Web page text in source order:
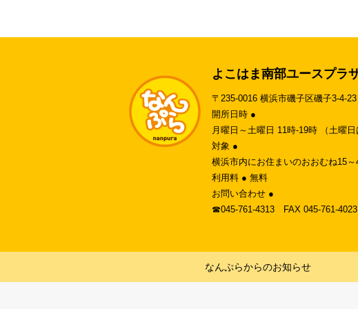
よこはま南部ユースプラ
〒235-0016 横浜市磯子区磯子3-4-
開所日時 ●
月曜日～土曜日 11時-19時 （土曜
対象 ●
横浜市内にお住まいのおおむね15
利用料 ● 無料
お問い合わせ ●
☎︎045-761-4313 FAX 045-761-
なんぷらからのお知らせ